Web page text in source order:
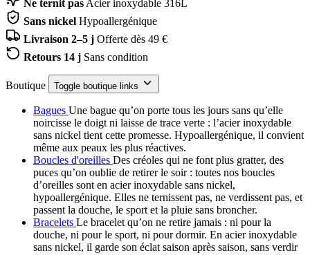
Ne ternit pas Acier inoxydable 316L
Sans nickel Hypoallergénique
Livraison 2–5 j Offerte dès 49 €
Retours 14 j Sans condition
Boutique Toggle boutique links
Bagues Une bague qu’on porte tous les jours sans qu’elle
noircisse le doigt ni laisse de trace verte : l’acier inoxydable
sans nickel tient cette promesse. Hypoallergénique, il convient
même aux peaux les plus réactives.
Boucles d'oreilles Des créoles qui ne font plus gratter, des
puces qu’on oublie de retirer le soir : toutes nos boucles
d’oreilles sont en acier inoxydable sans nickel,
hypoallergénique. Elles ne ternissent pas, ne verdissent pas, et
passent la douche, le sport et la pluie sans broncher.
Bracelets Le bracelet qu’on ne retire jamais : ni pour la
douche, ni pour le sport, ni pour dormir. En acier inoxydable
sans nickel, il garde son éclat saison après saison, sans verdir